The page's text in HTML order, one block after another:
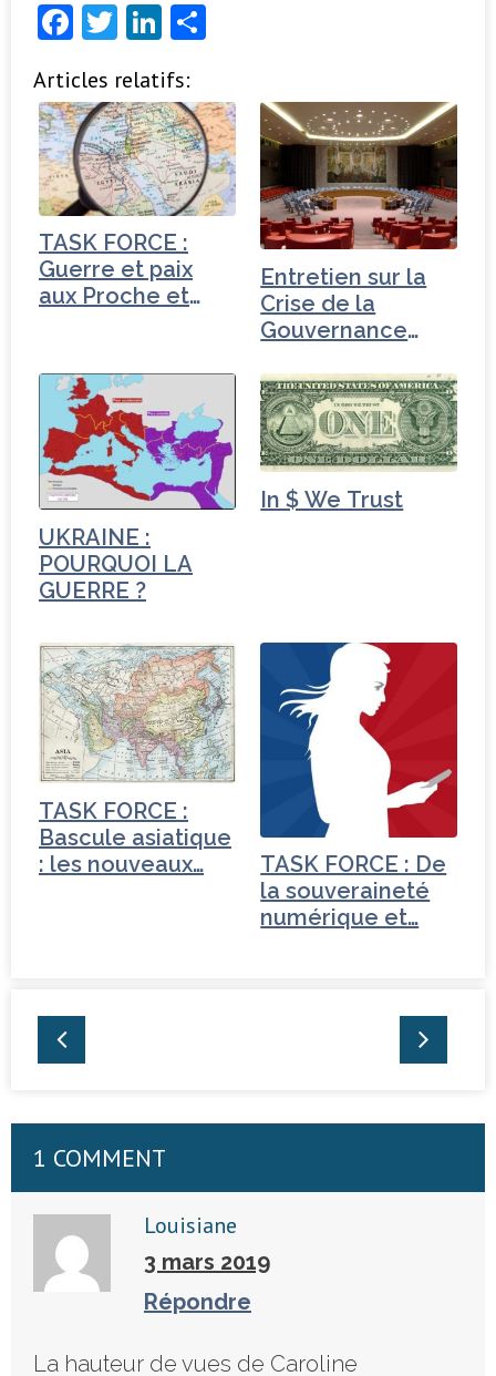
F
c
e
b
o
o
k
T
it
t
e
r
Li
k
e
dI
n
ta
g
e
r
Articles relatifs:
TASK FORCE :
Guerre et paix
aux Proche et
Entretien sur la
Crise de la
Gouvernance
Turquie
UKRAINE :
POURQUOI LA
GUERRE ?
In $ We Trust
TASK FORCE :
Bascule asiatique
: les nouveaux…
TASK FORCE : De
la souveraineté
numérique et…
1 COMMENT
Louisiane
3 mars 2019
Répondre
La hauteur de vues de Caroline